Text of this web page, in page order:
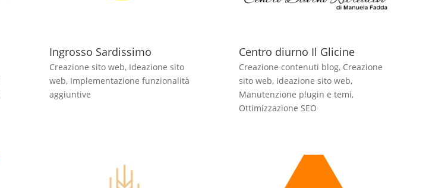
Ingrosso Sardissimo
Creazione sito web, Ideazione sito
web, Implementazione funzionalità
aggiuntive
Centro diurno Il Glicine
Creazione contenuti blog, Creazione
sito web, Ideazione sito web,
Manutenzione plugin e temi,
Ottimizzazione SEO